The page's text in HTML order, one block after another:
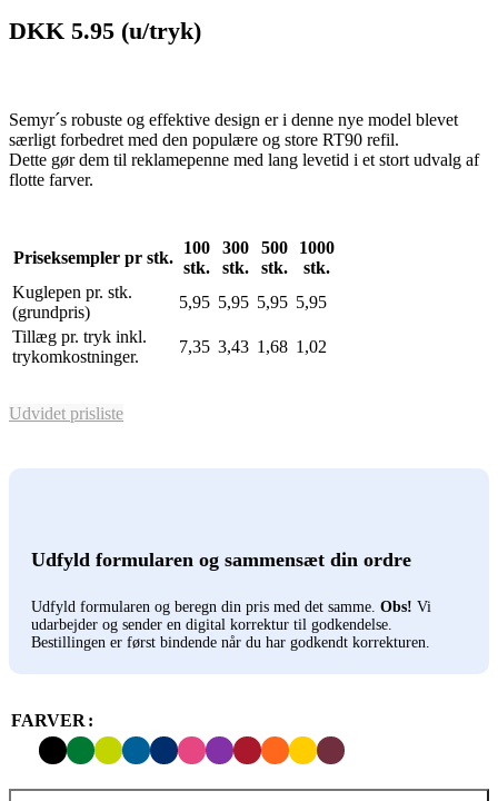
DKK 5.95 (u/tryk)
Semyr´s robuste og effektive design er i denne nye model blevet
særligt forbedret med den populære og store RT90 refil.
Dette gør dem til reklamepenne med lang levetid i et stort udvalg af
flotte farver.
Priseksempler pr stk.
100
stk.
300
stk.
500
stk.
1000
stk.
Kuglepen pr. stk.
(grundpris)
5,95 5,95 5,95 5,95
Tillæg pr. tryk inkl.
trykomkostninger.
7,35 3,43 1,68 1,02
Udvidet prisliste
Udfyld formularen og sammensæt din ordre
Udfyld formularen og beregn din pris med det samme. Obs! Vi
udarbejder og sender en digital korrektur til godkendelse.
Bestillingen er først bindende når du har godkendt korrekturen.
FARVER